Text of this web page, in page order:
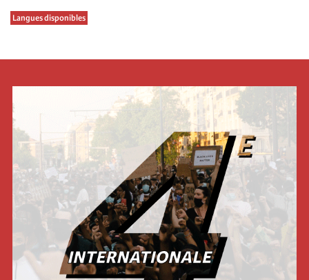
Langues disponibles